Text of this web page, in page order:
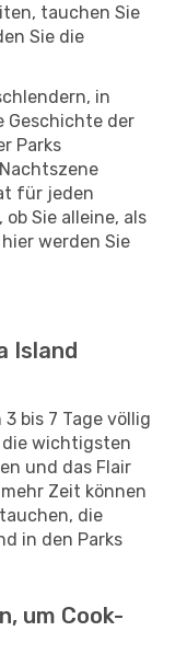
tauchen Sie
Sie die
in
Geschichte der
Parks
für jeden
Sie alleine, als
werden Sie
Island
bis 7 Tage völlig
die wichtigsten
und das Flair
Zeit können
die
in den Parks
um Cook-